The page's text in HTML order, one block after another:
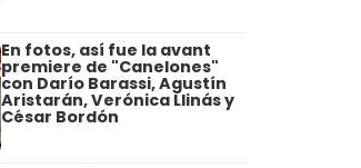
En fotos, así fue la avant
premiere de "Canelones"
con Darío Barassi, Agustín
Aristarán, Verónica Llinás y
César Bordón